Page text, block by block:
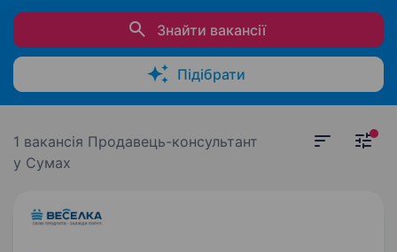
Знайти вакансії
Підібрати
1 вакансія Продавець-консультант
у Сумах